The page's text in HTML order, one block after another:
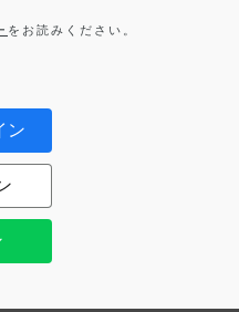
をお読みください。
ン